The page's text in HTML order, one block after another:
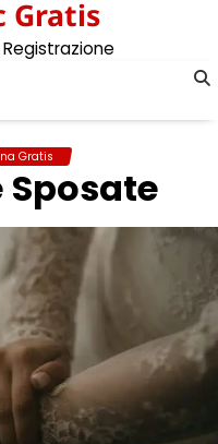
Gratis
Gratis
Sposate